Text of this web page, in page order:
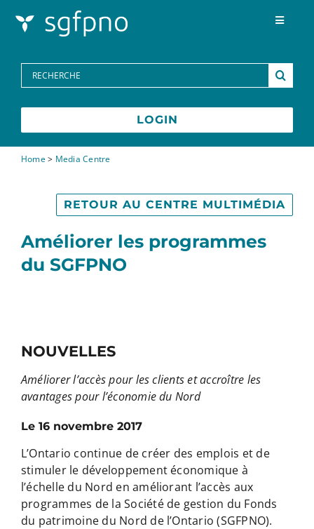
Toggle
FAQs
Contactez-nous
Search
for:
LOGIN
Home> Media Centre
Améliorer les programmes
du SGFPNO
RETOUR AU CENTRE MULTIMÉDIA
NOUVELLES
Améliorer l’accès pour les clients et accroître les
avantages pour l’économie du Nord
Le 16 novembre 2017
L’Ontario continue de créer des emplois et de
stimuler le développement économique à
l’échelle du Nord en améliorant l’accès aux
programmes de la Société de gestion du Fonds
du patrimoine du Nord de l’Ontario (SGFPNO).